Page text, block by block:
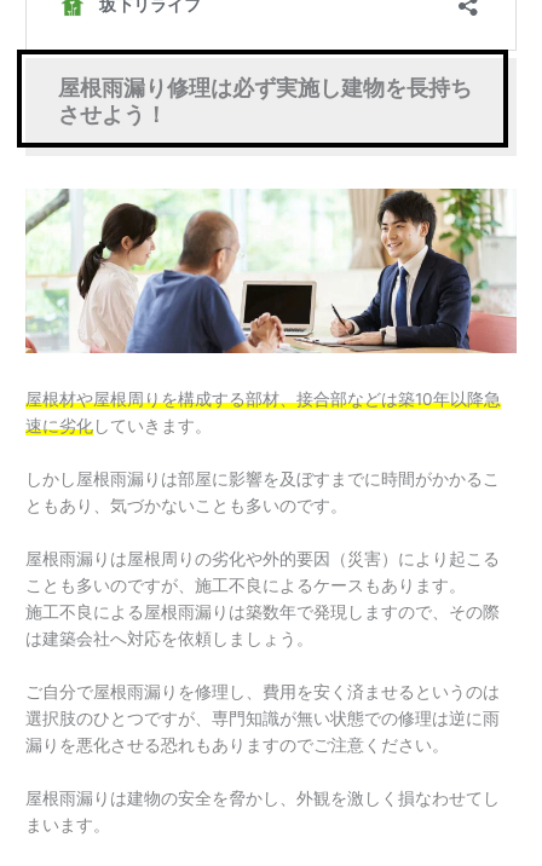
屋根雨漏り修理は必ず実施し建物を長持ち
させよう！
屋根材や屋根周りを構成する部材、接合部などは築10年以降急
速に劣化していきます。
しかし屋根雨漏りは部屋に影響を及ぼすまでに時間がかかるこ
ともあり、気づかないことも多いのです。
屋根雨漏りは屋根周りの劣化や外的要因（災害）により起こる
ことも多いのですが、施工不良によるケースもあります。
施工不良による屋根雨漏りは築数年で発現しますので、その際
は建築会社へ対応を依頼しましょう。
ご自分で屋根雨漏りを修理し、費用を安く済ませるというのは
選択肢のひとつですが、専門知識が無い状態での修理は逆に雨
漏りを悪化させる恐れもありますのでご注意ください。
屋根雨漏りは建物の安全を脅かし、外観を激しく損なわせてし
まいます。